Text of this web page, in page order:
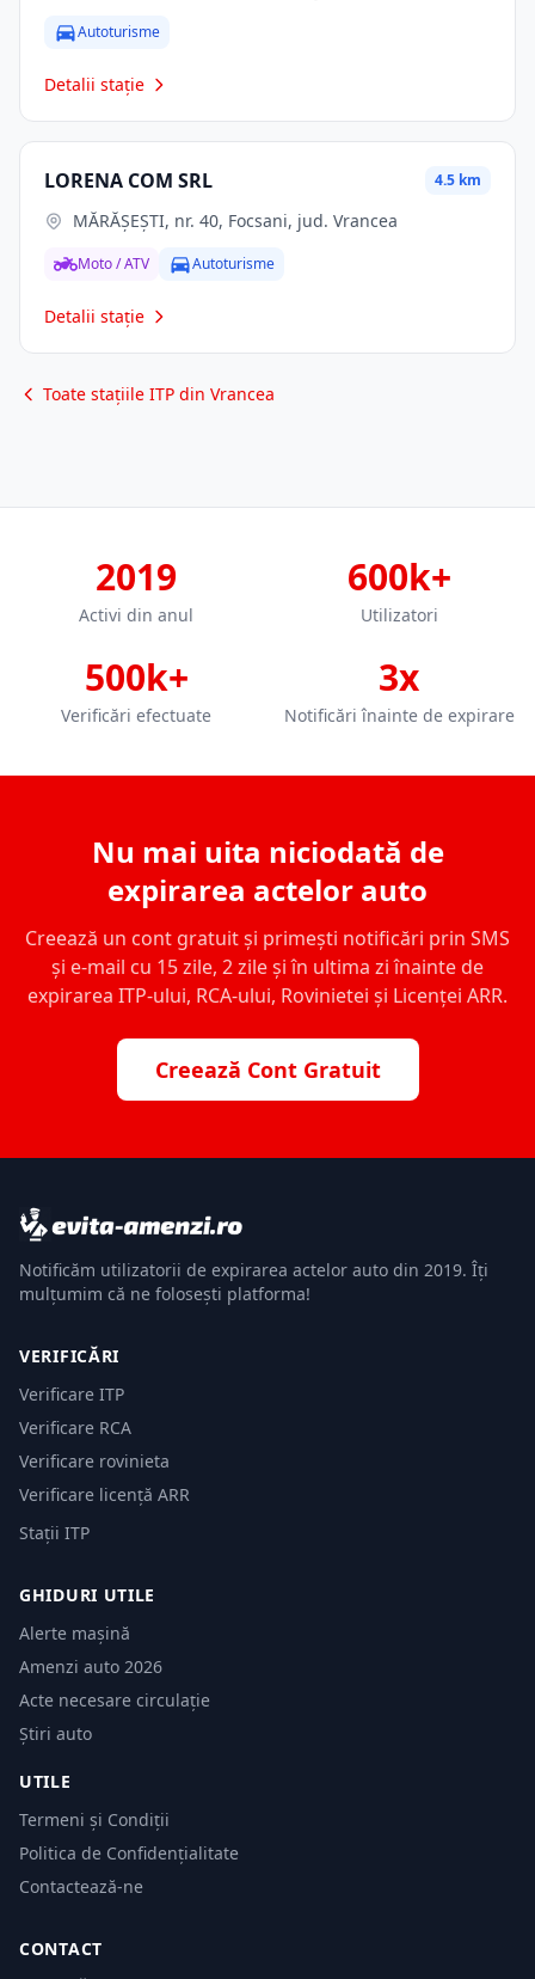
Autoturisme
Detalii stație
LORENA COM SRL 4.5 km
MĂRĂŞEŞTI, nr. 40, Focsani, jud. Vrancea
Moto / ATV Autoturisme
Detalii stație
Toate stațiile ITP din Vrancea
2019
Activi din anul
600k+
Utilizatori
500k+
Verificări efectuate
3x
Notificări înainte de expirare
Nu mai uita niciodată de
expirarea actelor auto
Creează un cont gratuit și primești notificări prin SMS
și e-mail cu 15 zile, 2 zile și în ultima zi înainte de
expirarea ITP-ului, RCA-ului, Rovinietei și Licenței ARR.
Creează Cont Gratuit
Notificăm utilizatorii de expirarea actelor auto din 2019. Îți
mulțumim că ne folosești platforma!
VERIFICĂRI
Verificare ITP
Verificare RCA
Verificare rovinieta
Verificare licență ARR
Stații ITP
GHIDURI UTILE
Alerte mașină
Amenzi auto 2026
Acte necesare circulație
Știri auto
UTILE
Termeni și Condiții
Politica de Confidențialitate
Contactează-ne
CONTACT